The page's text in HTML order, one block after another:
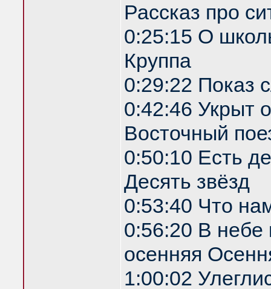
Рассказ про
0:25:15 О
Круппа
0:29:22 Показ
0:42:46 Укрыт
Восточный
0:50:10 Есть
Десять звёзд
0:53:40 Что
0:56:20 В небе
осенняя
1:00:02